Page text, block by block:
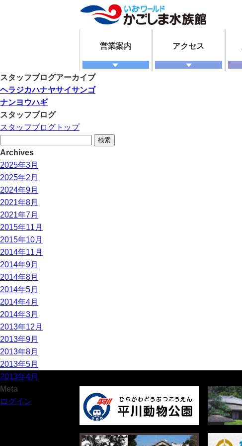
営業案内 アクセス
スタッフブログアーカイブ
ヘラジカハナヤサイサンゴ
ナンヨウハギ
スタッフブログ
スタッフブログトップ
索:
Archives
2025年3月
2025年2月
2024年9月
2021年8月
2021年7月
2015年11月
2015年10月
2014年11月
2014年9月
2014年8月
2014年5月
2014年4月
2014年3月
2013年12月
2013年9月
2013年8月
2013年5月
2013年4月
Meta
ログイン